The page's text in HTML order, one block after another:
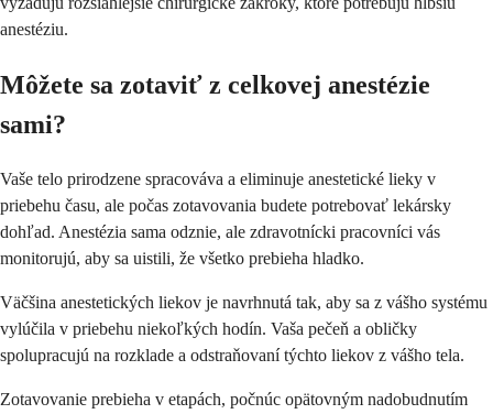
anestéziu.
Môžete sa zotaviť z celkovej anestézie
sami?
Vaše telo prirodzene spracováva a eliminuje anestetické lieky v
priebehu času, ale počas zotavovania budete potrebovať lekársky
dohľad. Anestézia sama odznie, ale zdravotnícki pracovníci vás
monitorujú, aby sa uistili, že všetko prebieha hladko.
Väčšina anestetických liekov je navrhnutá tak, aby sa z vášho systému
vylúčila v priebehu niekoľkých hodín. Vaša pečeň a obličky
spolupracujú na rozklade a odstraňovaní týchto liekov z vášho tela.
Zotavovanie prebieha v etapách, počnúc opätovným nadobudnutím